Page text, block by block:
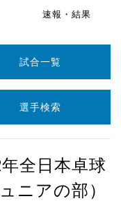
速報・結果
試合一覧
選手検索
全日本卓球
ニアの部）